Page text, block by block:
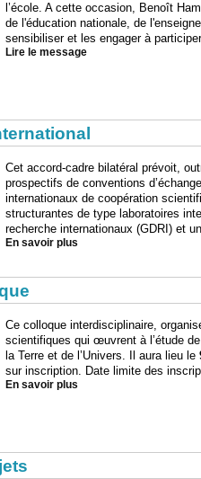
l’école. A cette occasion, Benoît
de l'éducation nationale, de
sensibiliser et les engager à
Lire le message
Cet accord-cadre bilatéral prévoit,
prospectifs de conventions
internationaux de coopération
structurantes de type laboratoires
recherche internationaux (GDRI) et
En savoir plus
Ce colloque interdisciplinaire,
scientifiques qui œuvrent à l’étude
la Terre et de l’Univers. Il aura lieu le
sur inscription. Date limite des
En savoir plus